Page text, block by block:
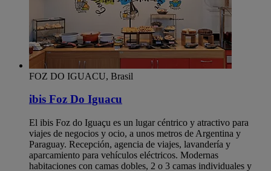
FOZ DO IGUACU, Brasil
ibis Foz Do Iguacu
El ibis Foz do Iguaçu es un lugar céntrico y atractivo para
viajes de negocios y ocio, a unos metros de Argentina y
Paraguay. Recepción, agencia de viajes, lavandería y
aparcamiento para vehículos eléctricos. Modernas
habitaciones con camas dobles, 2 o 3 camas individuales y